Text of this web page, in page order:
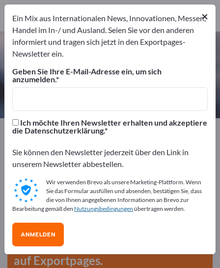
Kunststoffreiniger – Hersteller und
Anbieter Hersteller
9
9
Exportpages
Chemiekalien & Pharmazeutika
Kostenlos inserieren auf
Exportpages!
Bedarfe – Angebote – Gebrauchtwaren –
Geschäftskontakte>> hier starten
Veröffentlichen Sie Ihr
Unternehmen und Ihre Produkte
auf Exportpages.
×
Ein Mix aus Internationalen News, Innovationen, Messen,
Handel im In-/ und Ausland. Seien Sie vor den anderen
informiert und tragen sich jetzt in den Exportpages-
Newsletter ein.
Geben Sie Ihre E-Mail-Adresse ein, um sich
anzumelden.
Ich möchte Ihren Newsletter erhalten und akzeptiere
die Datenschutzerklärung.
Sie können den Newsletter jederzeit über den Link in
unserem Newsletter abbestellen.
Wir verwenden Brevo als unsere Marketing-Plattform. Wenn
Sie das Formular ausfüllen und absenden, bestätigen Sie, dass
die von Ihnen angegebenen Informationen an Brevo zur
Bearbeitung gemäß den Nutzungsbedingungen übertragen werden.
ANMELDEN